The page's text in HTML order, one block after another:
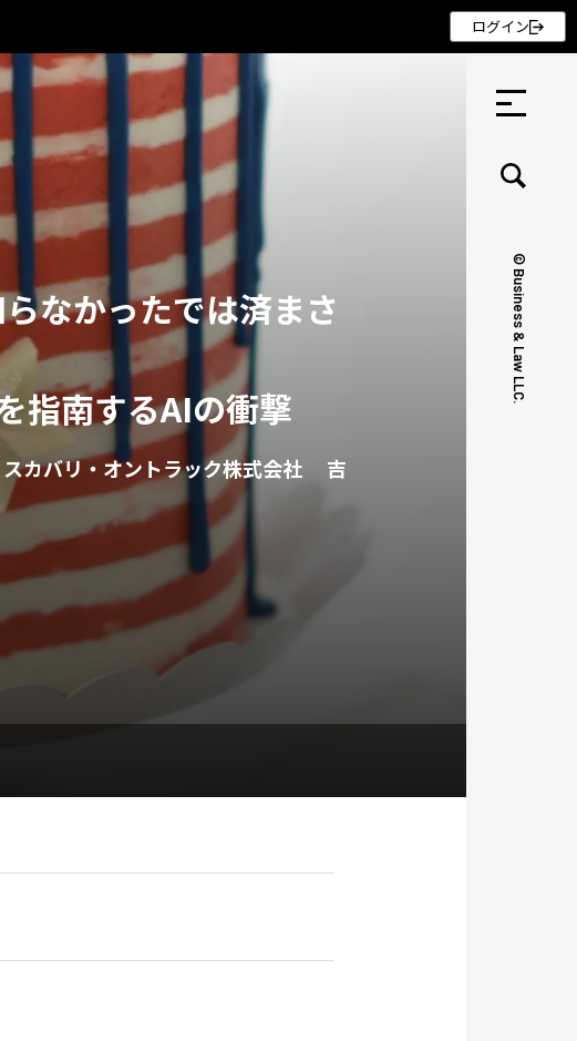
© Business & Law LLC.
セミナー ・ 記事
セミナー
記事
リクルート
ログイン
なかったでは済まさ
指南するAIの衝撃
スカバリ・オントラック株式会社 吉